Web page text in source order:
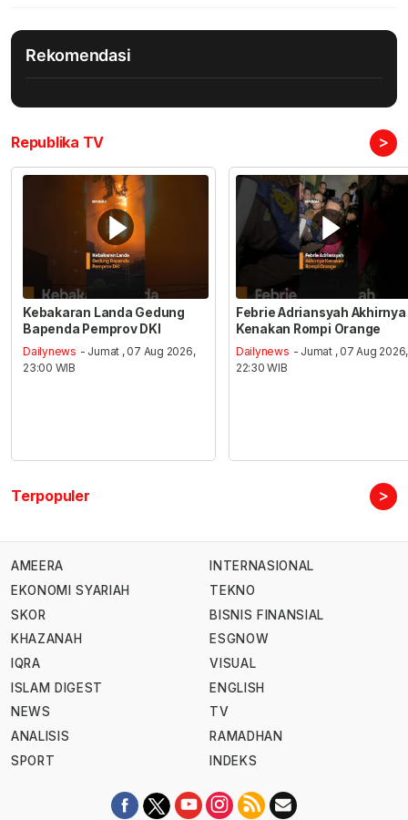
Rekomendasi
Republika TV >
Kebakaran Landa Gedung
Bapenda Pemprov DKI
Dailynews - Jumat , 07 Aug 2026,
23:00 WIB
Febrie Adriansyah Akhirnya
Kenakan Rompi Orange
Dailynews - Jumat , 07 Aug 2026,
22:30 WIB
Terpopuler >
AMEERA
EKONOMI SYARIAH
SKOR
KHAZANAH
IQRA
ISLAM DIGEST
NEWS
ANALISIS
SPORT
INTERNASIONAL
TEKNO
BISNIS FINANSIAL
ESGNOW
VISUAL
ENGLISH
TV
RAMADHAN
INDEKS